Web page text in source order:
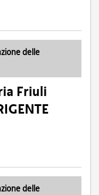
delle
Friuli
delle